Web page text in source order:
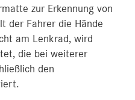
zur Erkennung von
der Fahrer die Hände
am Lenkrad, wird
die bei weiterer
den